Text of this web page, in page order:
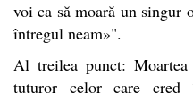
voi ca să moară un singur
întregul neam»".
Al treilea punct:
tuturor celor care